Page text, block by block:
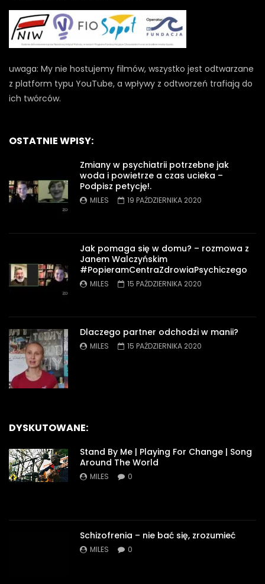
uwaga: My nie hostujemy filmów, wszystko jest odtwarzane
z platform typu YouTube, a wpływy z odtworzeń trafiają do
ich twórców.
OSTATNIE WPISY:
Zmiany w psychiatrii potrzebne jak
woda i powietrze a czas ucieka –
Podpisz petycję!.
MILES 19 PAŹDZIERNIKA 2020
Jak pomaga się w domu? – rozmowa z
Janem Walczyńskim
#PopieramCentraZdrowiaPsychiczego
MILES 15 PAŹDZIERNIKA 2020
Dlaczego partner odchodzi w manii?
MILES 15 PAŹDZIERNIKA 2020
DYSKUTOWANE:
Stand By Me | Playing For Change | Song
Around The World
MILES 0
Schizofrenia – nie bać się, zrozumieć
MILES 0